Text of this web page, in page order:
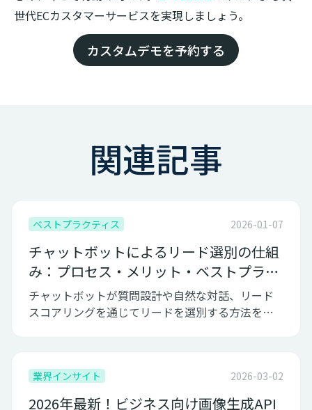
世代ECカスタマーサービスを実現しましょう。
カスタムデモを予約する
関連記事
ベストプラクティス 2026-01-07
チャットボットによるリード選別の仕組
み：プロセス・メリット・ベストプラク
ティス
チャットボットが質問設計や自然な対話、リード
スコアリングを通じてリードを選別する方法を解
業界インサイト 2026-03-02
2026年最新！ビジネス向け画像生成API